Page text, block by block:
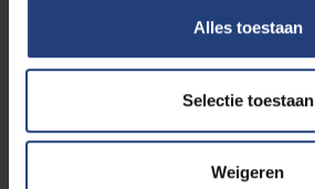
Alles toestaan
Selectie toestaan
Weigeren